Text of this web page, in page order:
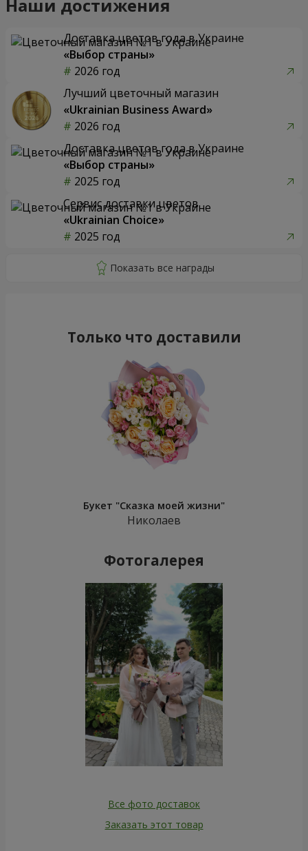
Наши достижения
Доставка цветов года в Украине
«Выбор страны»
2026 год
Лучший цветочный магазин
«Ukrainian Business Award»
2026 год
Доставка цветов года в Украине
«Выбор страны»
2025 год
Сервис доставки цветов
«Ukrainian Choice»
2025 год
Только что доставили
Букет "Сказка моей жизни"
Николаев
Фотогалерея
Все фото доставок
Заказать этот товар